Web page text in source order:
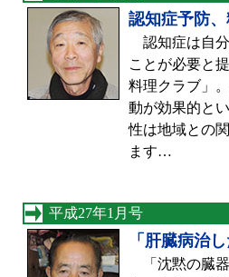
認知症予防
認知症は自分
ことが必要と
料理クラブ」
動が効果的と
性は地域との
ます…
平成27年1月号
「肝臓病治
「沈黙の臓器